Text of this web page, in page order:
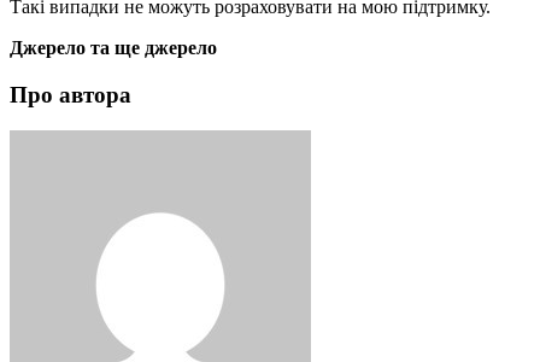
Такі випадки не можуть розраховувати на мою підтримку.
Джерело та ще джерело
Про автора